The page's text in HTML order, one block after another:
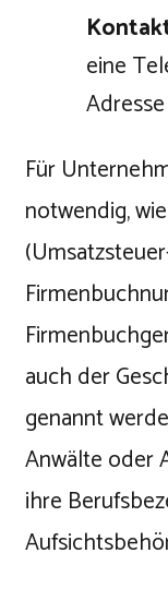
eine
Für
notwendig,
auch der
genannt
Anwälte oder
ihre